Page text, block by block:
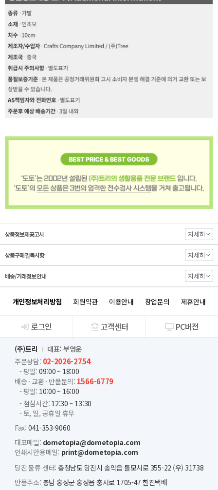
상품정보제공고시 자세히
상품구매 필독사항 자세히
배송/거래정보 안내 자세히
개인정보처리방침 회원약관 이용안내 창업문의 제휴안내
회사소개
로그인 고객센터 PC버전
(주)트리
대표: 부영운
주문상담: 02-2026-2754
- 평일: 09:00 ~ 18:00
배송 · 교환 · 반품문의: 1566-6779
- 평일: 10:00 ~ 16:00
- 점심시간: 12:30 ~ 13:30
- 토, 일, 공휴일 휴무
Fax: 041-353-9060
대표메일: dometopia@dometopia.com
인쇄시안용메일: print@dometopia.com
당진 물류 센터: 충청남도 당진시 송악읍 틀모시로 355-22 (우) 31738
반품주소: 충남 홍성군 홍성읍 충서로 1705-47 한진택배